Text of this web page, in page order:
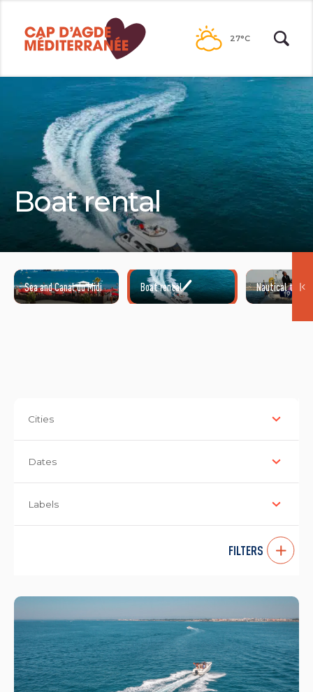
contents
27°C
Boat rental
Sea and Canal du Midi Boat rental Nautical
Cities
Dates
Labels
FILTERS